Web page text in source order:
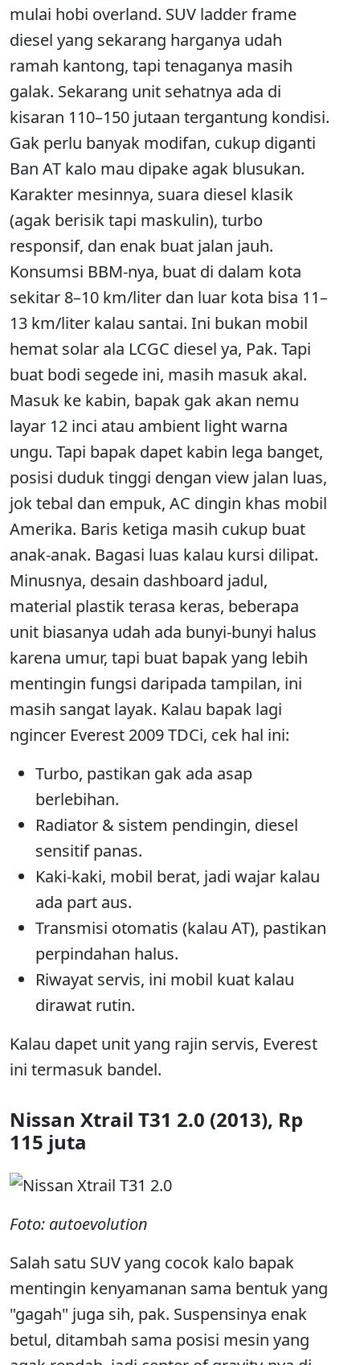
mulai hobi overland. SUV ladder frame
diesel yang sekarang harganya udah
ramah kantong, tapi tenaganya masih
galak. Sekarang unit sehatnya ada di
kisaran 110–150 jutaan tergantung kondisi.
Gak perlu banyak modifan, cukup diganti
Ban AT kalo mau dipake agak blusukan.
Karakter mesinnya, suara diesel klasik
(agak berisik tapi maskulin), turbo
responsif, dan enak buat jalan jauh.
Konsumsi BBM-nya, buat di dalam kota
sekitar 8–10 km/liter dan luar kota bisa 11–
13 km/liter kalau santai. Ini bukan mobil
hemat solar ala LCGC diesel ya, Pak. Tapi
buat bodi segede ini, masih masuk akal.
Masuk ke kabin, bapak gak akan nemu
layar 12 inci atau ambient light warna
ungu. Tapi bapak dapet kabin lega banget,
posisi duduk tinggi dengan view jalan luas,
jok tebal dan empuk, AC dingin khas mobil
Amerika. Baris ketiga masih cukup buat
anak-anak. Bagasi luas kalau kursi dilipat.
Minusnya, desain dashboard jadul,
material plastik terasa keras, beberapa
unit biasanya udah ada bunyi-bunyi halus
karena umur, tapi buat bapak yang lebih
mentingin fungsi daripada tampilan, ini
masih sangat layak. Kalau bapak lagi
ngincer Everest 2009 TDCi, cek hal ini:
Turbo, pastikan gak ada asap
berlebihan.
Radiator & sistem pendingin, diesel
sensitif panas.
Kaki-kaki, mobil berat, jadi wajar kalau
ada part aus.
Transmisi otomatis (kalau AT), pastikan
perpindahan halus.
Riwayat servis, ini mobil kuat kalau
dirawat rutin.
Kalau dapet unit yang rajin servis, Everest
ini termasuk bandel.
Nissan Xtrail T31 2.0 (2013), Rp
115 juta
Foto: autoevolution
Salah satu SUV yang cocok kalo bapak
mentingin kenyamanan sama bentuk yang
"gagah" juga sih, pak. Suspensinya enak
betul, ditambah sama posisi mesin yang